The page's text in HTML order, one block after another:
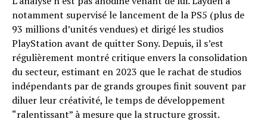
notamment supervisé le lancement de la PS5 (plus de
93 millions d’unités vendues) et dirigé les studios
PlayStation avant de quitter Sony. Depuis, il s’est
régulièrement montré critique envers la consolidation
du secteur, estimant en 2023 que le rachat de studios
indépendants par de grands groupes finit souvent par
diluer leur créativité, le temps de développement
“ralentissant” à mesure que la structure grossit.